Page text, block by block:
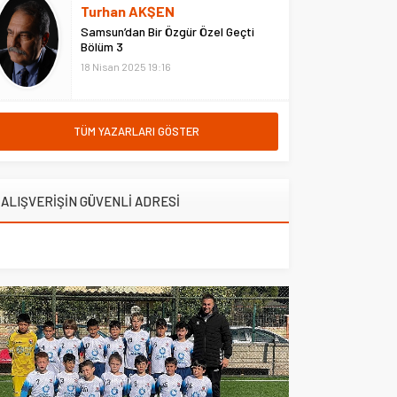
fiyatları, 9 Ağustos için
güncellenen tarifeyle birlikte
açıklandı. İstanbul, Ankara ve
Turhan AKŞEN
Samsun’dan Bir Özgür Özel Geçti
Bölüm 3
18 Nisan 2025 19:16
TÜM YAZARLARI GÖSTER
ALIŞVERİŞİN GÜVENLİ ADRESİ